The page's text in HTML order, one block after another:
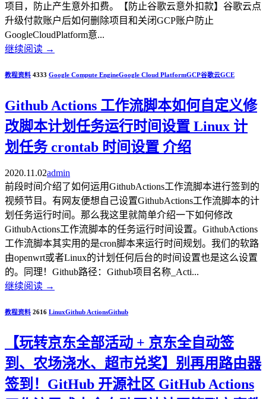
项目，防止产生意外扣费。【防止谷歌云意外扣款】谷歌云点
升级付款账户后如何删除项目和关闭GCP账户防止
GoogleCloudPlatform意...
继续阅读 →
教程资料 4333 Google Compute EngineGoogle Cloud PlatformGCP谷歌云GCE
Github Actions 工作流脚本如何自定义修
改脚本计划任务运行时间设置 Linux 计
划任务 crontab 时间设置 介绍
2020.11.02admin
前段时间介绍了如何运用GithubActions工作流脚本进行签到的
视频节目。有网友便想自己设置GithubActions工作流脚本的计
划任务运行时间。那么我这里就简单介绍一下如何修改
GithubActions工作流脚本的任务运行时间设置。GithubActions
工作流脚本其实用的是cron脚本来运行时间规划。我们的软路
由openwrt或者Linux的计划任何后台的时间设置也是这么设置
的。同理！Github路径：Github项目名称_Acti...
继续阅读 →
教程资料 2616 LinuxGithub ActionsGithub
【玩转京东全部活动 + 京东全自动签
到、农场浇水、超市兑奖】别再用路由器
签到！GitHub 开源社区 GitHub Actions